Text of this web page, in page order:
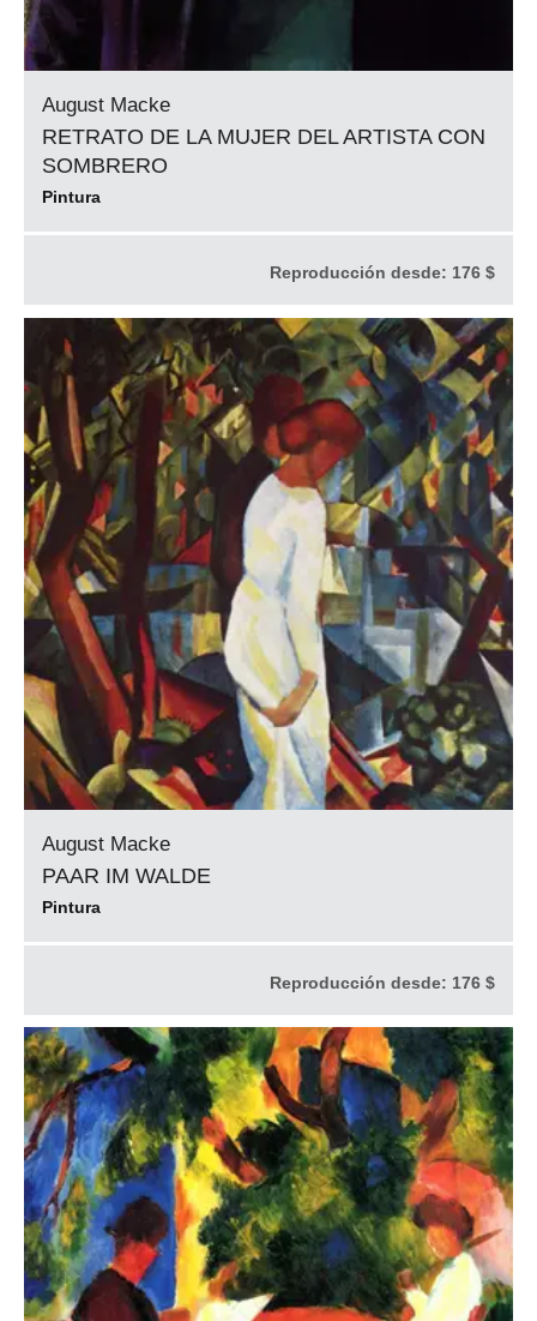
August Macke
RETRATO DE LA MUJER DEL ARTISTA CON
SOMBRERO
Pintura
Reproducción desde: 176 $
August Macke
PAAR IM WALDE
Pintura
Reproducción desde: 176 $